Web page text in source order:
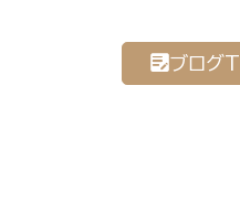
ブログ